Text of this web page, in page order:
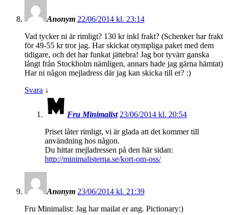
Anonym 22/06/2014 kl. 23:14
Vad tycker ni är rimligt? 130 kr inkl frakt? (Schenker har frakt
för 49-55 kr tror jag. Har skickat otympliga paket med dem
tidigare, och det har funkat jättebra! Jag bor tyvärr ganska
långt från Stockholm nämligen, annars hade jag gärna hämtat)
Har ni någon mejladress där jag kan skicka till er? :)
Svara ↓
Fru Minimalist 23/06/2014 kl. 20:54
Priset låter rimligt, vi är glada att det kommer till
användning hos någon.
Du hittar mejladressen på den här sidan:
http://minimalisterna.se/kort-om-oss/
Anonym 23/06/2014 kl. 21:39
Fru Minimalist: Jag har mailat er ang. Pictionary:)